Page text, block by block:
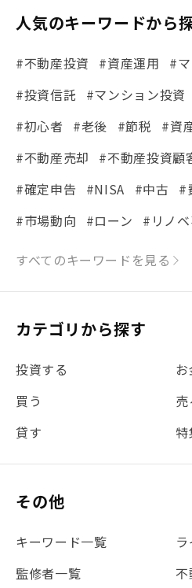
人気のキーワードから
#不動産投資 #資産運用 #
#投資信託
#マンション投資
#初心者
#老後 #節税 #資
#不動産売却
#不動産投資顧
#確定申告
#NISA #中古 #
#市場動向
#ローン
#リノ
#シミュレーション #まちの
#REIT
#新型コロナ #ETF
#団体信用生命保険
#贈与税
#書類
#リノ
#不動産投資体験レポ
#地震対策
#セミナー #渋谷
#法人化
#クラウドファンデ
すべてのキーワードを見る
カテゴリから探す
投資する
買う
売
貸す
特
その他
キーワード一覧
監修者一覧